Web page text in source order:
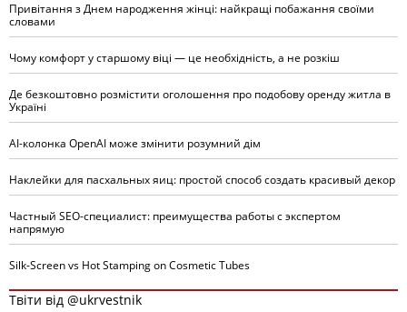
Привітання з Днем народження жінці: найкращі побажання своїми
словами
Чому комфорт у старшому віці — це необхідність, а не розкіш
Де безкоштовно розмістити оголошення про подобову оренду житла в
Україні
AI-колонка OpenAI може змінити розумний дім
Наклейки для пасхальных яиц: простой способ создать красивый декор
Частный SEO-специалист: преимущества работы с экспертом
напрямую
Silk-Screen vs Hot Stamping on Cosmetic Tubes
Твіти від @ukrvestnik